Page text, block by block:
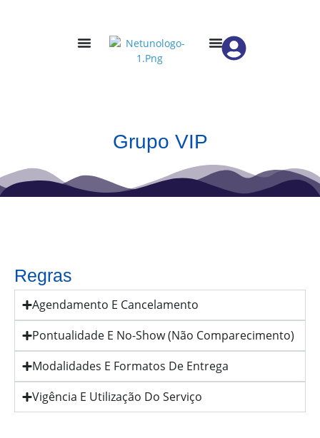
Grupo VIP
Regras
Agendamento E Cancelamento
Pontualidade E No-Show (Não Comparecimento)
Modalidades E Formatos De Entrega
Vigência E Utilização Do Serviço